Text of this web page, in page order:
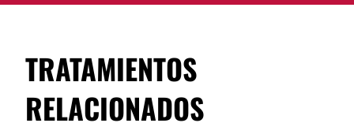
TRATAMIENTOS
RELACIONADOS